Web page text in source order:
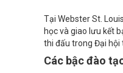
Tại Webster St.
học và giao lưu kết
thi đấu trong Đại hội
Các bậc đào